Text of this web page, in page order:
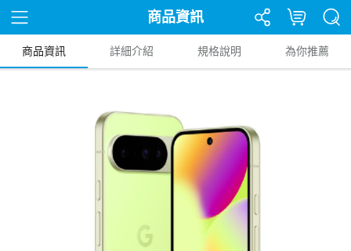
商品資訊
商品資訊 詳細介紹 規格說明 為你推薦